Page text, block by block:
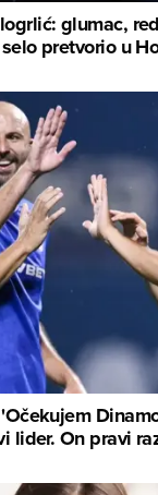
glumac,
pretvorio u
lider. On pravi